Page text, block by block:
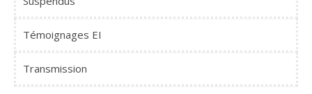
Témoignages EI
Transmission